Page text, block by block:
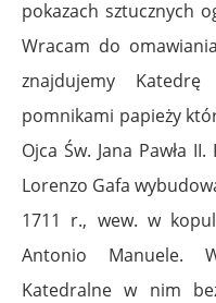
pokazach sztucznych
Wracam do
znajdujemy
pomnikami papieży
Ojca Św. Jana Pawła
Lorenzo Gafa
1711 r., wew. w
Antonio Manuele.
Katedralne w nim